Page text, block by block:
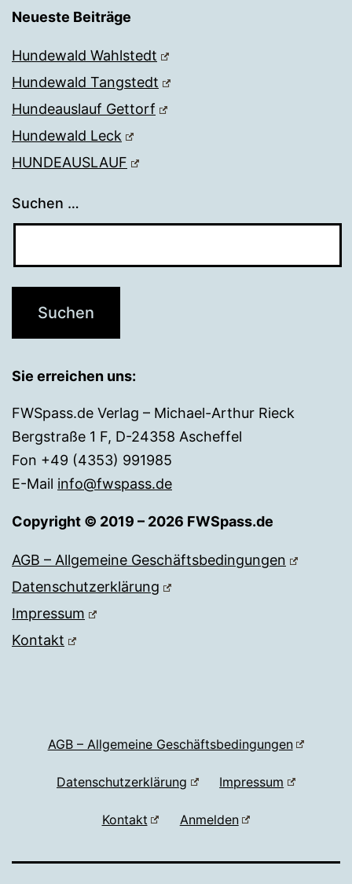
Neueste Beiträge
Hundewald Wahlstedt
Hundewald Tangstedt
Hundeauslauf Gettorf
Hundewald Leck
HUNDEAUSLAUF
Suchen …
Sie erreichen uns:
FWSpass.de Verlag – Michael-Arthur Rieck
Bergstraße 1 F, D-24358 Ascheffel
Fon +49 (4353) 991985
E-Mail info@fwspass.de
Copyright © 2019 – 2026 FWSpass.de
AGB – Allgemeine Geschäftsbedingungen
Datenschutzerklärung
Impressum
Kontakt
AGB – Allgemeine Geschäftsbedingungen
Datenschutzerklärung Impressum
Kontakt Anmelden